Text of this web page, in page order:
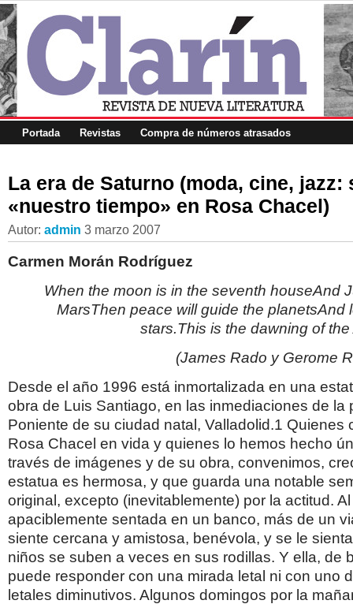
Portada Revistas Compra de números atrasados
La era de Saturno (moda, cine, jazz:
«nuestro tiempo» en Rosa Chacel)
Autor: admin 3 marzo 2007
Carmen Morán Rodríguez
When the moon is in the seventh houseAnd
MarsThen peace will guide the planetsAnd
stars.This is the dawning of
(James Rado y Gerome
Desde el año 1996 está inmortalizada en una
obra de Luis Santiago, en las inmediaciones de la
Poniente de su ciudad natal, Valladolid.1 Quienes
Rosa Chacel en vida y quienes lo hemos hecho
través de imágenes y de su obra, convenimos,
estatua es hermosa, y que guarda una notable
original, excepto (inevitablemente) por la actitud.
apaciblemente sentada en un banco, más de un
siente cercana y amistosa, benévola, y se le
niños se suben a veces en sus rodillas. Y ella, de
puede responder con una mirada letal ni con uno
letales diminutivos. Algunos domingos por la